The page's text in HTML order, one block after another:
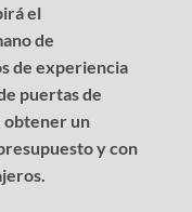
el
de
de experiencia
puertas de
obtener un
y con